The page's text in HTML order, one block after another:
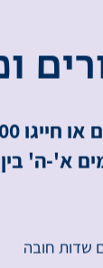
רים ו
בין השעות